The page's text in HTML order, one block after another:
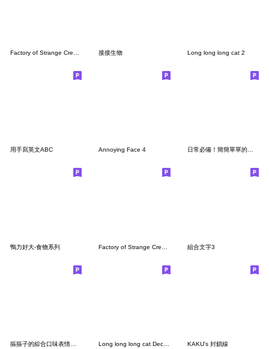
接接生物 Long long long cat 2
用手寫英文ABC Annoying Face 4 日常必備！簡簡單單的過日子～
鴨力好大-食物系列 組合文字3
KAKU's 封鎖線